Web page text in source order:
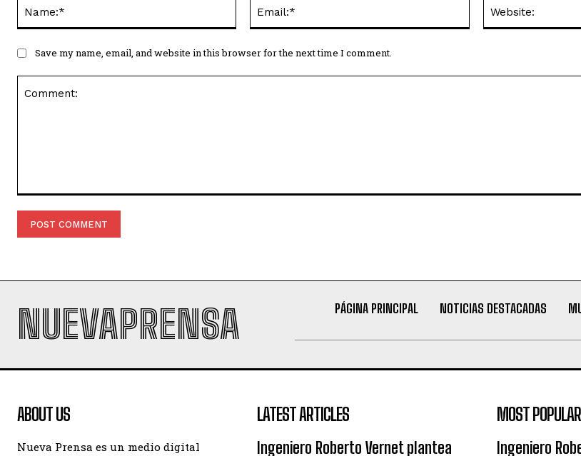
Save my name, email, and website in this browser for the next time I comment.
NUEVAPRENSA PÁGINA PRINCIPAL NOTICIAS DESTACADAS
ABOUT US
Nueva Prensa es un medio digital
LATEST ARTICLES
Ingeniero Roberto Vernet plantea
MOST POPULAR
Ingeniero